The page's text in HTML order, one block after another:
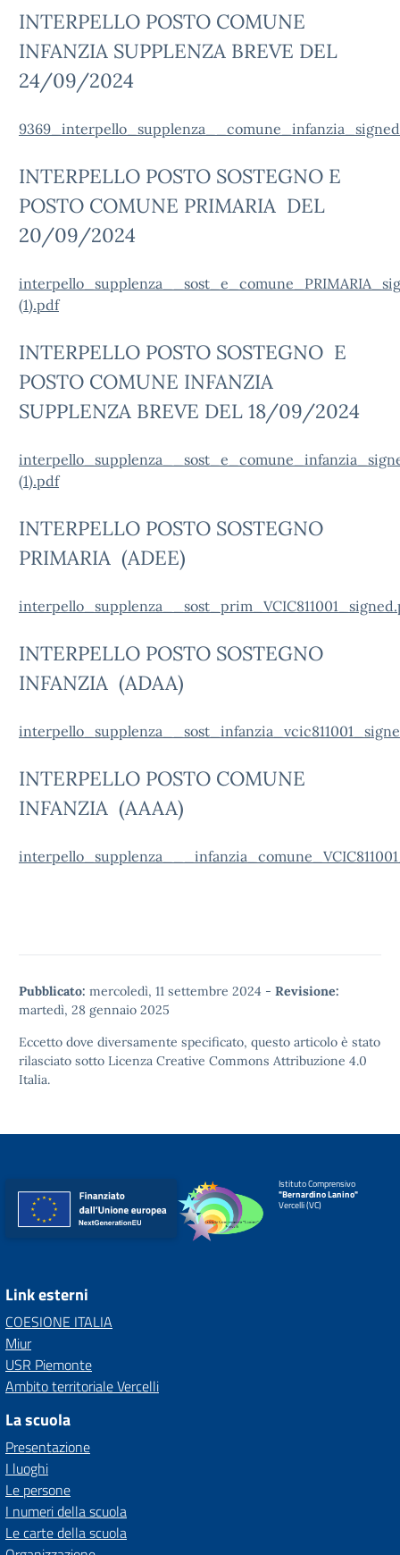
INTERPELLO POSTO COMUNE
INFANZIA SUPPLENZA BREVE DEL
24/09/2024
INTERPELLO POSTO SOSTEGNO E
POSTO COMUNE PRIMARIA DEL
20/09/2024
(1).pdf
INTERPELLO POSTO SOSTEGNO E
POSTO COMUNE INFANZIA
SUPPLENZA BREVE DEL 18/09/2024
(1).pdf
INTERPELLO POSTO SOSTEGNO
PRIMARIA (ADEE)
INTERPELLO POSTO SOSTEGNO
INFANZIA (ADAA)
INTERPELLO POSTO COMUNE
INFANZIA (AAAA)
Pubblicato: mercoledì, 11 settembre 2024 - Revisione:
martedì, 28 gennaio 2025
Eccetto dove diversamente specificato, questo articolo è stato
rilasciato sotto Licenza Creative Commons Attribuzione 4.0
Italia.
Istituto Comprensivo
"Bernardino Lanino"
Vercelli (VC)
Link esterni
COESIONE ITALIA
Miur
USR Piemonte
Ambito territoriale Vercelli
La scuola
Presentazione
I luoghi
Le persone
I numeri della scuola
Le carte della scuola